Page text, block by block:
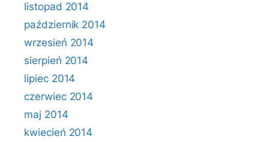
listopad 2014
październik 2014
wrzesień 2014
sierpień 2014
lipiec 2014
czerwiec 2014
maj 2014
kwiecień 2014